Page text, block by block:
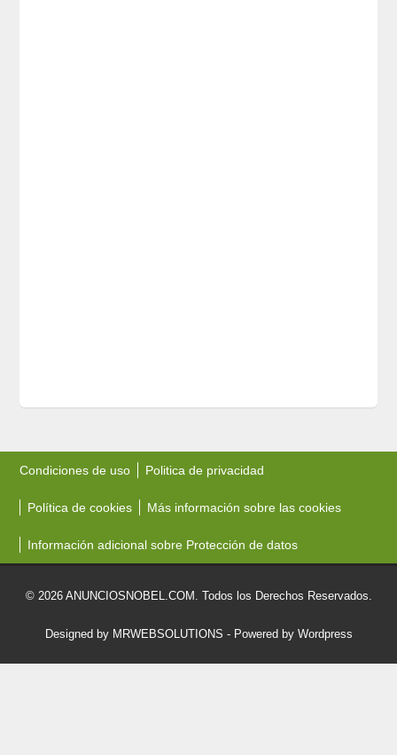
Condiciones de uso Politica de privacidad
Política de cookies Más información sobre las cookies
Información adicional sobre Protección de datos
© 2026 ANUNCIOSNOBEL.COM. Todos los Derechos Reservados.
Designed by MRWEBSOLUTIONS - Powered by Wordpress